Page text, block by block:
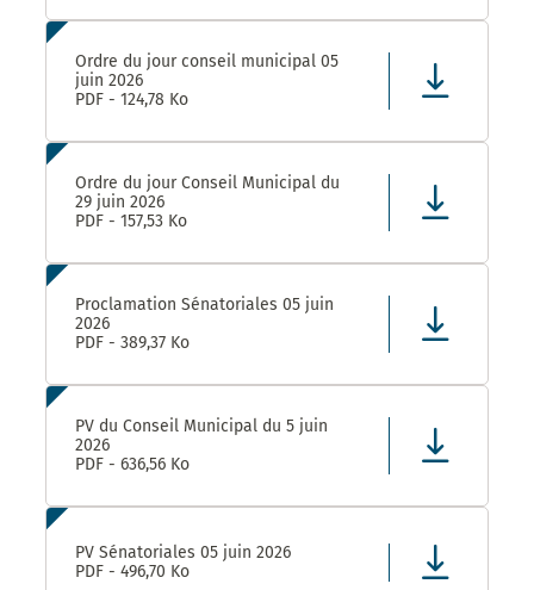
Ordre du jour conseil municipal 05
juin 2026
PDF - 124,78 Ko
Ordre du jour Conseil Municipal du
29 juin 2026
PDF - 157,53 Ko
Proclamation Sénatoriales 05 juin
2026
PDF - 389,37 Ko
PV du Conseil Municipal du 5 juin
2026
PDF - 636,56 Ko
PV Sénatoriales 05 juin 2026
PDF - 496,70 Ko